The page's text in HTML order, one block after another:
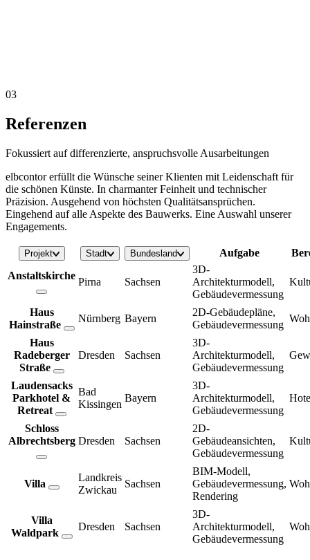
03
Referenzen
Fokussiert auf differenzierte, anspruchsvolle Ausarbeitungen
elbcontor erfüllt die Wünsche seiner Klienten mit Leidenschaft für
die schönen Künste. In charmanter Feinheit und technischer
Präzision. Ausgehend von höchsten Qualitätsansprüchen.
Eingehend auf alle Aspekte des Bauwerks. Eine Auswahl unserer
Engagements.
Projekt Stadt Bundesland Aufgabe
Anstaltskirche
Pirna Sachsen
3D-
Architekturmodell,
Gebäudevermessung
Haus
Hainstraße
Nürnberg Bayern
2D-Gebäudepläne,
Gebäudevermessung
Haus
Radeberger
Straße
Dresden Sachsen
3D-
Architekturmodell,
Gebäudevermessung
Laudensacks
Parkhotel &
Retreat
Bad
Kissingen
Bayern
3D-
Architekturmodell,
Gebäudevermessung
Schloss
Albrechtsberg Dresden Sachsen
2D-
Gebäudeansichten,
Gebäudevermessung
Villa
Landkreis
Zwickau
Sachsen
BIM-Modell,
Gebäudevermessung,
Rendering
Villa
Waldpark
Dresden Sachsen
3D-
Architekturmodell,
Gebäudevermessung